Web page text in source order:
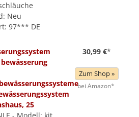
Neu
97*** DE
25
30,99 €*
Zum Shop »
bei Amazon*